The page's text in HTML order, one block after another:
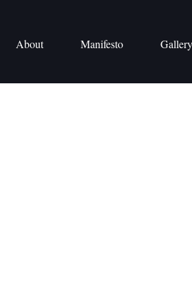
About Manifesto Gallery